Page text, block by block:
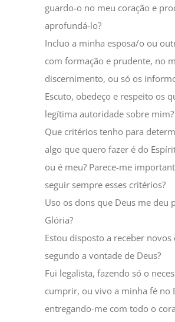
guardo-o no meu coração e
aprofundá-lo?
Incluo a minha esposa/o ou
com formação e prudente, no
discernimento, ou só os
Escuto, obedeço e respeito os
legítima autoridade sobre mim?
Que critérios tenho para
algo que quero fazer é do
ou é meu? Parece-me
seguir sempre esses critérios?
Uso os dons que Deus me deu
Glória?
Estou disposto a receber novos
segundo a vontade de Deus?
Fui legalista, fazendo só o
cumprir, ou vivo a minha fé no
entregando-me com todo o